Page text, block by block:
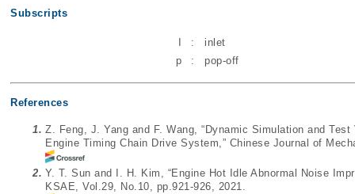
Subscripts
:
inlet
p
: pop-off
References
1. Z. Feng, J. Yang and F. Wang, “Dynamic Simulation and
Engine Timing Chain Drive System,” Chinese Journal of
2. Y. T. Sun and I. H. Kim, “Engine Hot Idle Abnormal Noise
KSAE, Vol.29, No.10, pp.921-926, 2021.